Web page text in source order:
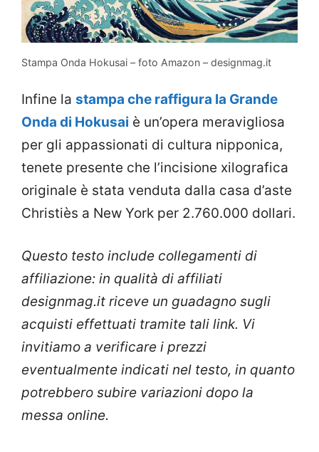
Stampa Onda Hokusai – foto Amazon – designmag.it
Infine la stampa che raffigura la Grande
Onda di Hokusai è un’opera meravigliosa
per gli appassionati di cultura nipponica,
tenete presente che l’incisione xilografica
originale è stata venduta dalla casa d’aste
Christiès a New York per 2.760.000 dollari.
Questo testo include collegamenti di
affiliazione: in qualità di affiliati
designmag.it riceve un guadagno sugli
acquisti effettuati tramite tali link. Vi
invitiamo a verificare i prezzi
eventualmente indicati nel testo, in quanto
potrebbero subire variazioni dopo la
messa online.